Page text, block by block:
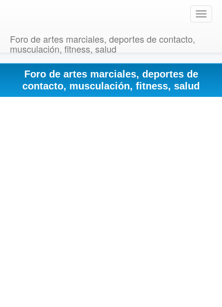
T
o
e
v
Foro de artes marciales, deportes de contacto,
musculación, fitness, salud
Foro de artes marciales, deportes de
contacto, musculación, fitness, salud